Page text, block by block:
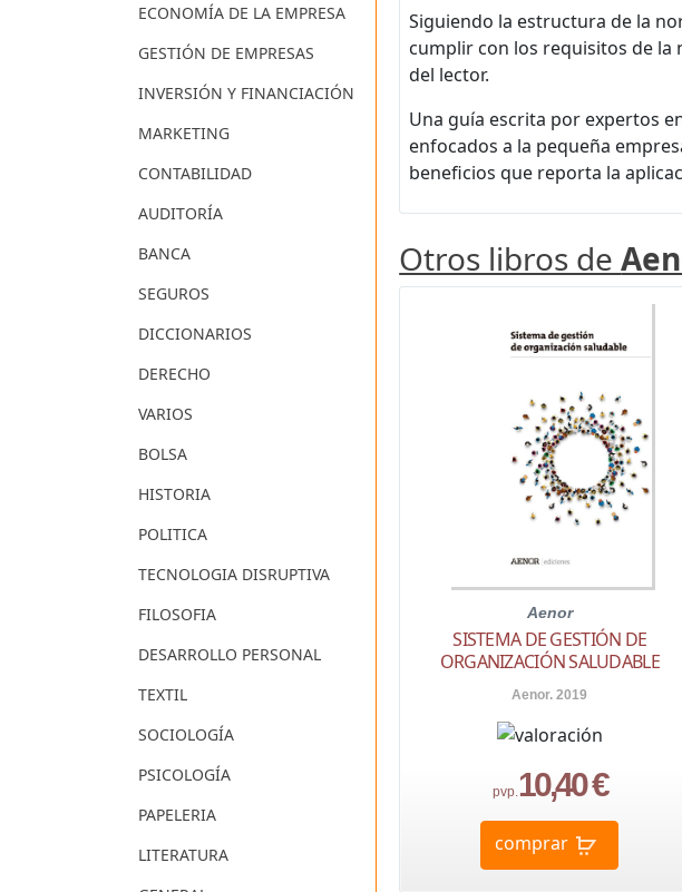
ECONOMÍA DE LA EMPRESA
GESTIÓN DE EMPRESAS
INVERSIÓN Y FINANCIACIÓN
MARKETING
CONTABILIDAD
AUDITORÍA
BANCA
SEGUROS
DICCIONARIOS
DERECHO
VARIOS
BOLSA
HISTORIA
POLITICA
TECNOLOGIA DISRUPTIVA
FILOSOFIA
DESARROLLO PERSONAL
TEXTIL
SOCIOLOGÍA
PSICOLOGÍA
PAPELERIA
LITERATURA
Siguiendo la estructura de la
cumplir con los requisitos de
del lector.
Una guía escrita por expertos
enfocados a la pequeña
beneficios que reporta la
Otros libros de
Aenor
SISTEMA DE GESTIÓN DE
ORGANIZACIÓN SALUDABLE
Aenor. 2019
pvp.10,40 €
comprar